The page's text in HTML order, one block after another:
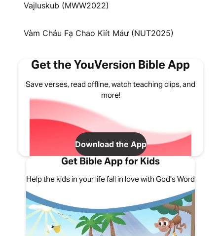
Vajluskub (MWW2022)
Vàm Chảu Fạ Chao Kiít Máư (NUT2025)
Get the YouVersion Bible App
Save verses, read offline, watch teaching clips, and
more!
Download the App
Get Bible App for Kids
Help the kids in your life fall in love with God's Word